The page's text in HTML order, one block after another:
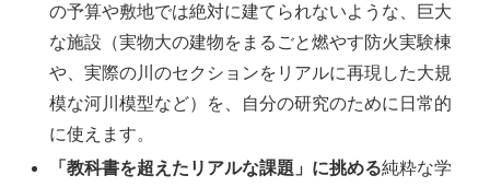
の予算や敷地では絶対に建てられないような、巨大
な施設（実物大の建物をまるごと燃やす防火実験棟
や、実際の川のセクションをリアルに再現した大規
模な河川模型など）を、自分の研究のために日常的
に使えます。
「教科書を超えたリアルな課題」に挑める純粋な学